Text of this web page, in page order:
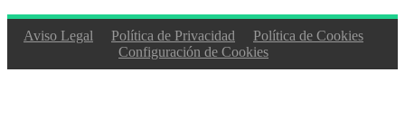
Aviso Legal Política de Privacidad
Política de Cookies
Configuración de Cookies